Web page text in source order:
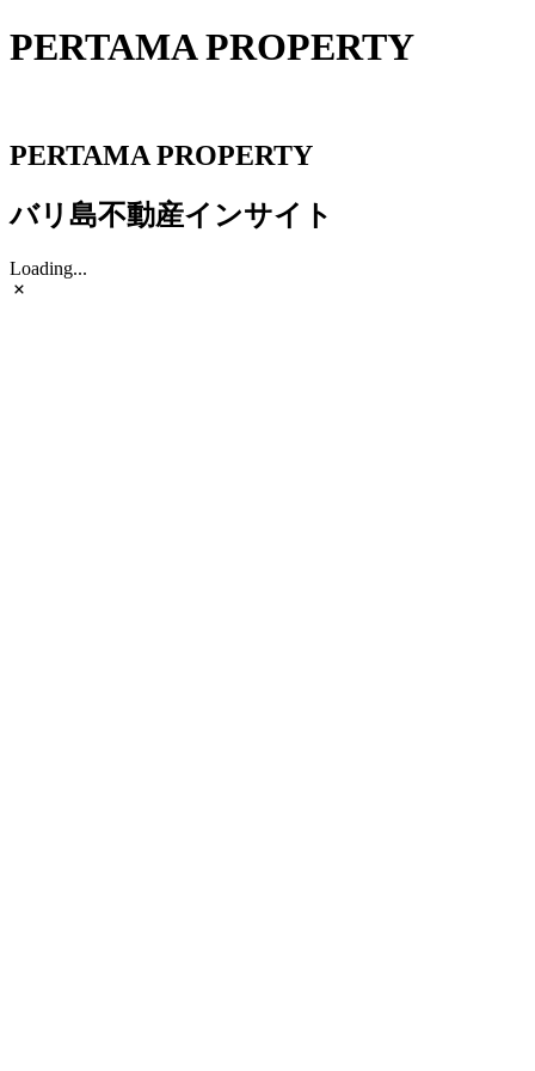
PERTAMA PROPERTY
PERTAMA PROPERTY
バリ島不動産インサイト
Loading...